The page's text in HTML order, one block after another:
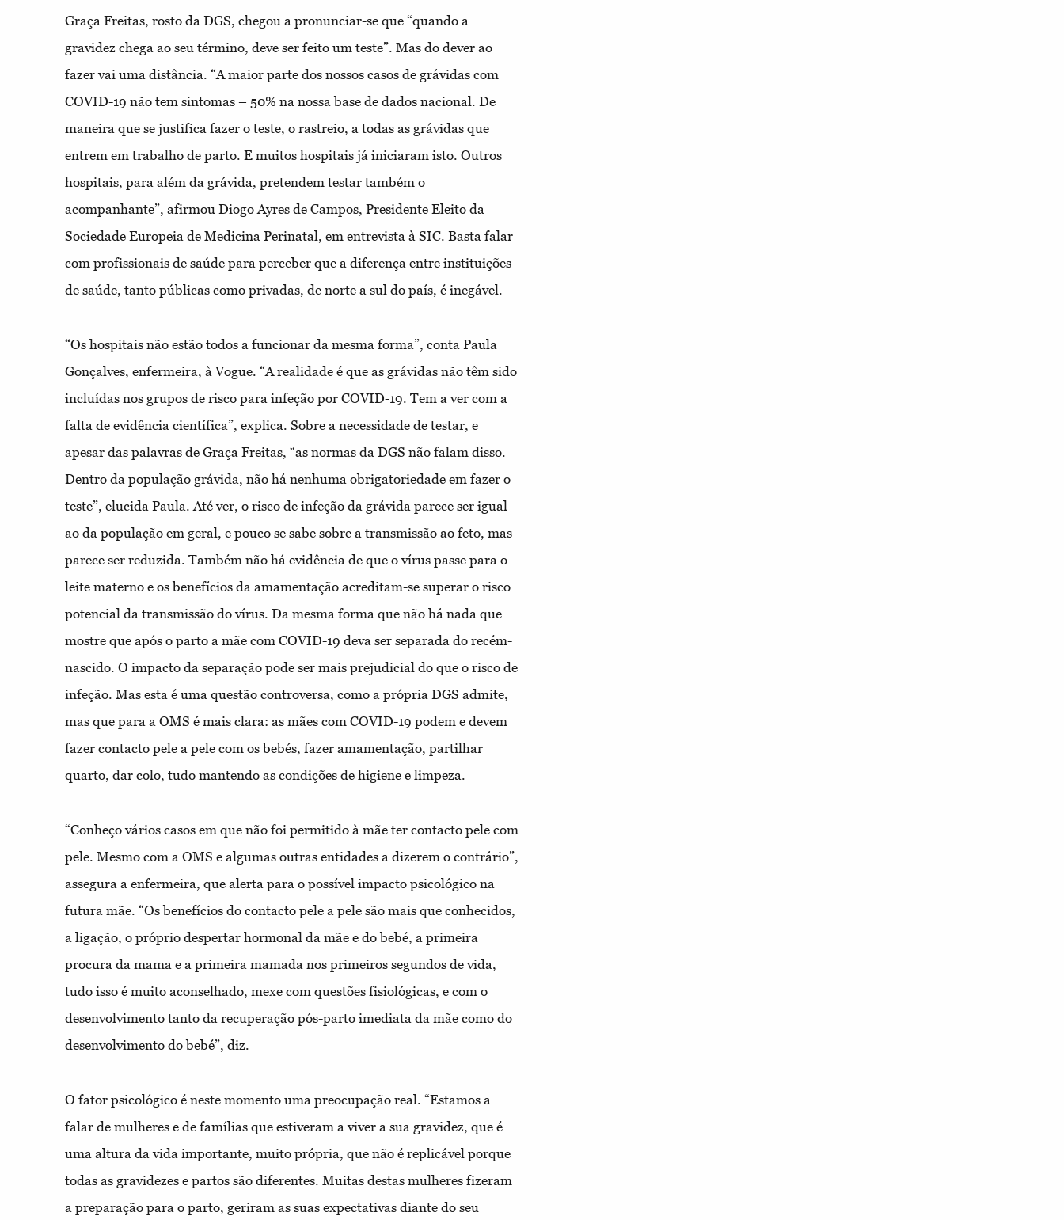
Graça Freitas, rosto da DGS, chegou a pronunciar-se que “quando a
gravidez chega ao seu término, deve ser feito um teste”. Mas do dever ao
fazer vai uma distância. “A maior parte dos nossos casos de grávidas com
COVID-19 não tem sintomas – 50% na nossa base de dados nacional. De
maneira que se justifica fazer o teste, o rastreio, a todas as grávidas que
entrem em trabalho de parto. E muitos hospitais já iniciaram isto. Outros
hospitais, para além da grávida, pretendem testar também o
acompanhante”, afirmou Diogo Ayres de Campos, Presidente Eleito da
Sociedade Europeia de Medicina Perinatal, em entrevista à SIC. Basta falar
com profissionais de saúde para perceber que a diferença entre instituições
de saúde, tanto públicas como privadas, de norte a sul do país, é inegável.
“Os hospitais não estão todos a funcionar da mesma forma”, conta Paula
Gonçalves, enfermeira, à Vogue. “A realidade é que as grávidas não têm sido
incluídas nos grupos de risco para infeção por COVID-19. Tem a ver com a
falta de evidência científica”, explica. Sobre a necessidade de testar, e
apesar das palavras de Graça Freitas, “as normas da DGS não falam disso.
Dentro da população grávida, não há nenhuma obrigatoriedade em fazer o
teste”, elucida Paula. Até ver, o risco de infeção da grávida parece ser igual
ao da população em geral, e pouco se sabe sobre a transmissão ao feto, mas
parece ser reduzida. Também não há evidência de que o vírus passe para o
leite materno e os benefícios da amamentação acreditam-se superar o risco
potencial da transmissão do vírus. Da mesma forma que não há nada que
mostre que após o parto a mãe com COVID-19 deva ser separada do recém-
nascido. O impacto da separação pode ser mais prejudicial do que o risco de
infeção. Mas esta é uma questão controversa, como a própria DGS admite,
mas que para a OMS é mais clara: as mães com COVID-19 podem e devem
fazer contacto pele a pele com os bebés, fazer amamentação, partilhar
quarto, dar colo, tudo mantendo as condições de higiene e limpeza.
“Conheço vários casos em que não foi permitido à mãe ter contacto pele com
pele. Mesmo com a OMS e algumas outras entidades a dizerem o contrário”,
assegura a enfermeira, que alerta para o possível impacto psicológico na
futura mãe. “Os benefícios do contacto pele a pele são mais que conhecidos,
a ligação, o próprio despertar hormonal da mãe e do bebé, a primeira
procura da mama e a primeira mamada nos primeiros segundos de vida,
tudo isso é muito aconselhado, mexe com questões fisiológicas, e com o
desenvolvimento tanto da recuperação pós-parto imediata da mãe como do
desenvolvimento do bebé”, diz.
O fator psicológico é neste momento uma preocupação real. “Estamos a
falar de mulheres e de famílias que estiveram a viver a sua gravidez, que é
uma altura da vida importante, muito própria, que não é replicável porque
todas as gravidezes e partos são diferentes. Muitas destas mulheres fizeram
a preparação para o parto, geriram as suas expectativas diante do seu